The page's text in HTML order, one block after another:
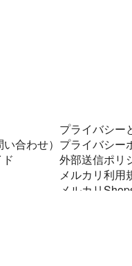
合わせ）
プライバシー
プライバシー
外部送信ポリ
メルカリ利用
メルカリ